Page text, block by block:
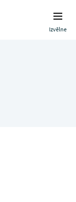
Izvēlne